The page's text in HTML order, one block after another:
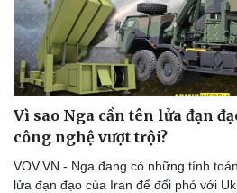
Doanh nghiệp
Thông tin doanh nghiệp
Doanh nghiệp 24h
Doanh nhân
Vì cộng đồng
Vì sao Nga cần tên lửa đạn
công nghệ vượt trội?
VOV.VN - Nga đang có những tính
lửa đạn đạo của Iran để đối phó với